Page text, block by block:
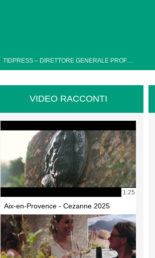
TIDPRESS – DIRETTORE GENERALE PROF.…
VIDEO RACCONTI
1:25
Aix-en-Provence - Cezanne 2025